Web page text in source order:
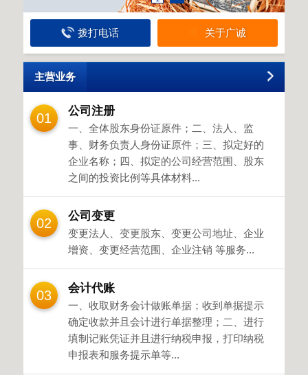
拨打电话 关于广诚
主营业务
01 公司注册
一、全体股东身份证原件；二、法人、监
事、财务负责人身份证原件；三、拟定好的
企业名称；四、拟定的公司经营范围、股东
之间的投资比例等具体材料...
02 公司变更
变更法人、变更股东、变更公司地址、企业
增资、变更经营范围、企业注销 等服务...
03 会计代账
一、收取财务会计做账单据；收到单据提示
确定收款并且会计进行单据整理；二、进行
填制记账凭证并且进行纳税申报，打印纳税
申报表和服务提示单等...